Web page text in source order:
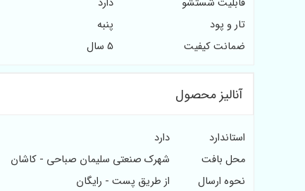
تار و پود
پنبه
ضمانت کیفیت
5 سال
آنالیز محصول
استاندارد
دارد
محل بافت
شهرک صنعتی سلیمان صباحی - کاشان
نحوه ارسال
از طریق پست - رایگان